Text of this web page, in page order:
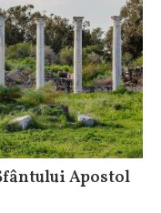
Apostol